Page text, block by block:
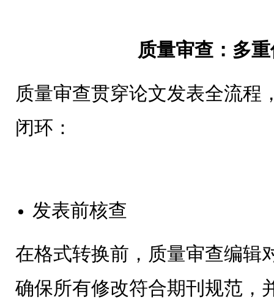
质量审查：多
质量审查贯穿论文发表全流程
闭环：
发表前核查
在格式转换前，质量审查编辑
确保所有修改符合期刊规范，